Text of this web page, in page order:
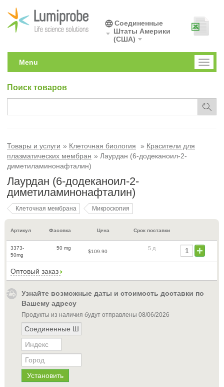
Соединенные
Штаты Америки
(США)
Toggle
Menu
Поиск товаров
Товары и услуги Клеточная биология
Красители для
плазматических мембран
Лаурдан (6-додеканоил-2-
диметиламинонафталин)
Лаурдан (6-додеканоил-2-
диметиламинонафталин)
Клеточная мембрана Микроскопия
Артикул Фасовка Цена Срок поставки
3373-
50mg
50 mg
$109.90
5 д
Оптовый заказ
Узнайте возможные даты и стоимость доставки по
Вашему адресу
Продукты из наличия будут отправлены 08/06/2026